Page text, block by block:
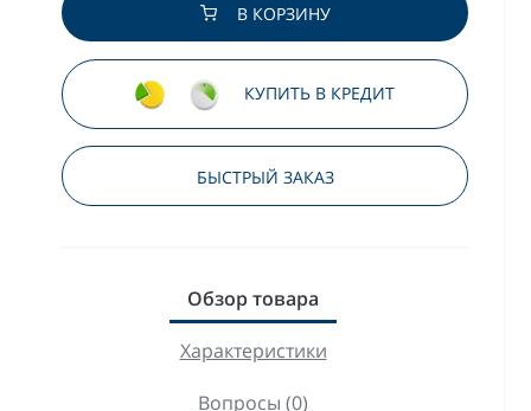
В КОРЗИНУ
КУПИТЬ В КРЕДИТ
БЫСТРЫЙ ЗАКАЗ
Обзор товара
Характеристики
Вопросы (0)